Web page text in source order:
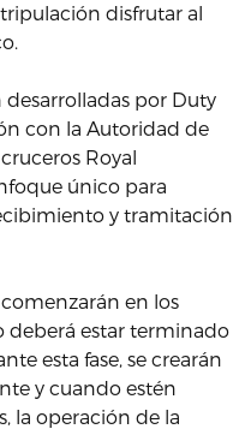
disfrutar al
desarrolladas por Duty
con la Autoridad de
Royal
único para
y tramitación
en los
deberá estar terminado
esta fase, se crearán
y cuando estén
la operación de la